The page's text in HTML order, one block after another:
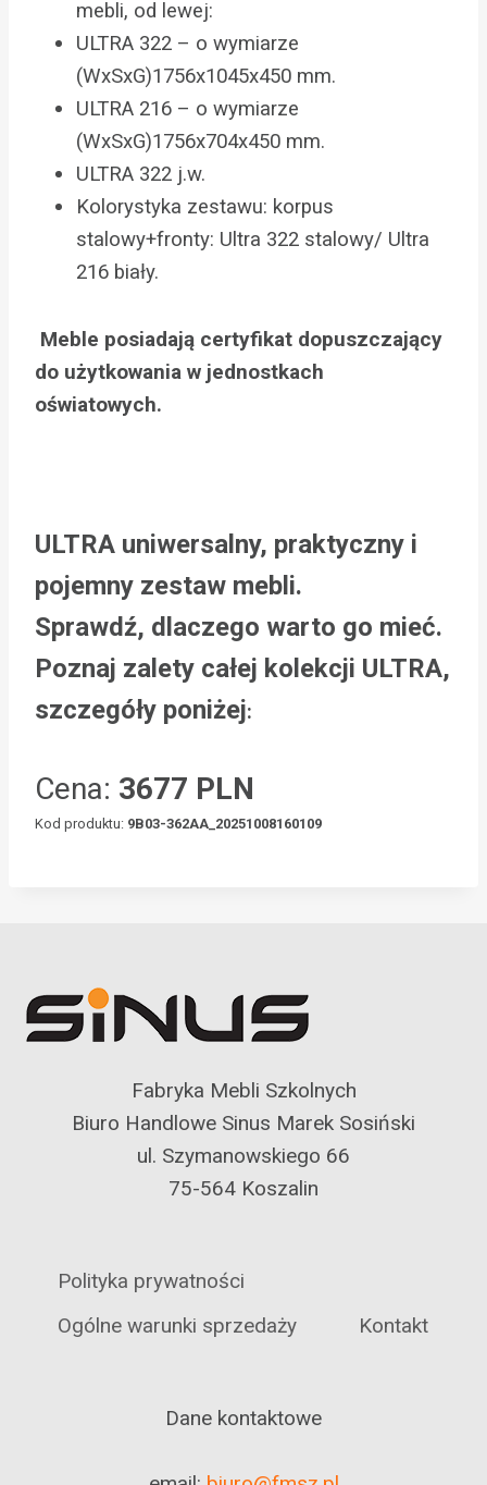
mebli, od lewej:
ULTRA 322 – o wymiarze
(WxSxG)1756x1045x450 mm.
ULTRA 216 – o wymiarze
(WxSxG)1756x704x450 mm.
ULTRA 322 j.w.
Kolorystyka zestawu: korpus
stalowy+fronty: Ultra 322 stalowy/ Ultra
216 biały.
Meble posiadają certyfikat dopuszczający
do użytkowania w jednostkach
oświatowych.
ULTRA uniwersalny, praktyczny i
pojemny zestaw mebli.
Sprawdź, dlaczego warto go mieć.
Poznaj zalety całej kolekcji ULTRA,
szczegóły poniżej:
Cena: 3677 PLN
Kod produktu: 9B03-362AA_20251008160109
Fabryka Mebli Szkolnych
Biuro Handlowe Sinus Marek Sosiński
ul. Szymanowskiego 66
75-564 Koszalin
Polityka prywatności
Ogólne warunki sprzedaży
Kontakt
Dane kontaktowe